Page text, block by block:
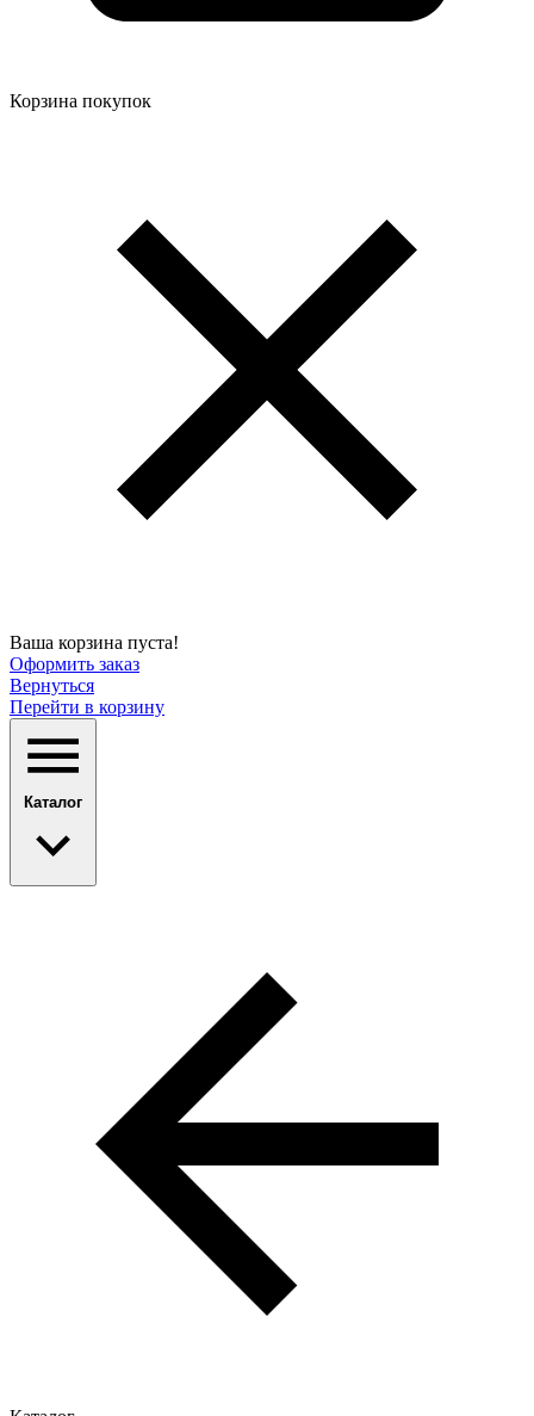
Корзина покупок
Ваша корзина пуста!
Оформить заказ
Вернуться
Перейти в корзину
Каталог